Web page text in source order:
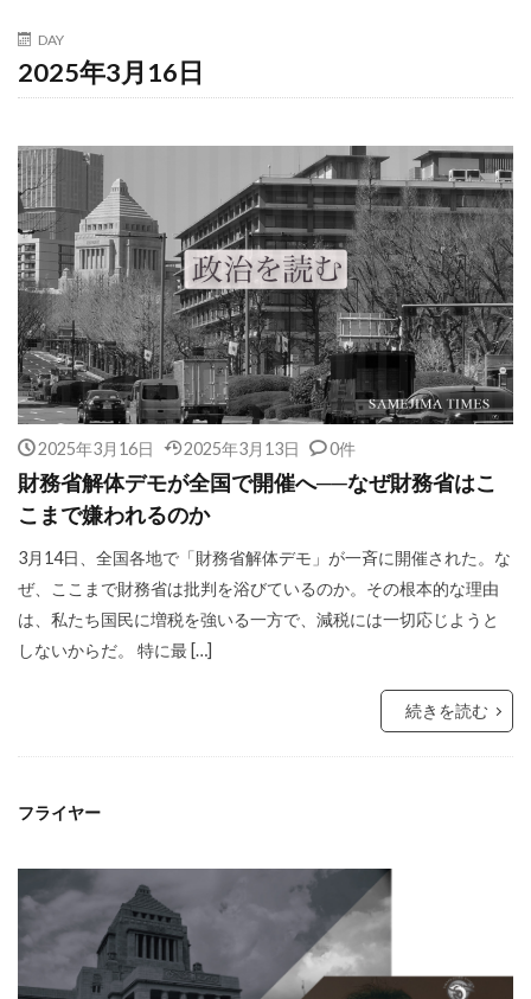
DAY
2025年3月16日
2025年3月16日 2025年3月13日 0件
財務省解体デモが全国で開催へ──なぜ財務省はこ
こまで嫌われるのか
3月14日、全国各地で「財務省解体デモ」が一斉に開催された。な
ぜ、ここまで財務省は批判を浴びているのか。その根本的な理由
は、私たち国民に増税を強いる一方で、減税には一切応じようと
しないからだ。 特に最 […]
続きを読む
フライヤー